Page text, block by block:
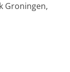
Groningen,